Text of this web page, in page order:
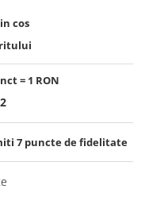
cos
= 1 RON
7puncte de fidelitate